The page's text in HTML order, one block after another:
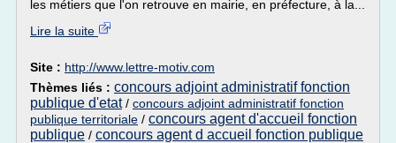
les métiers que l'on retrouve en mairie, en préfecture, à la...
Lire la suite
Site : http://www.lettre-motiv.com
Thèmes liés : concours adjoint administratif fonction
publique d'etat/ concours adjoint administratif fonction
publique territoriale / concours agent d'accueil fonction
publique / concours agent d accueil fonction publique